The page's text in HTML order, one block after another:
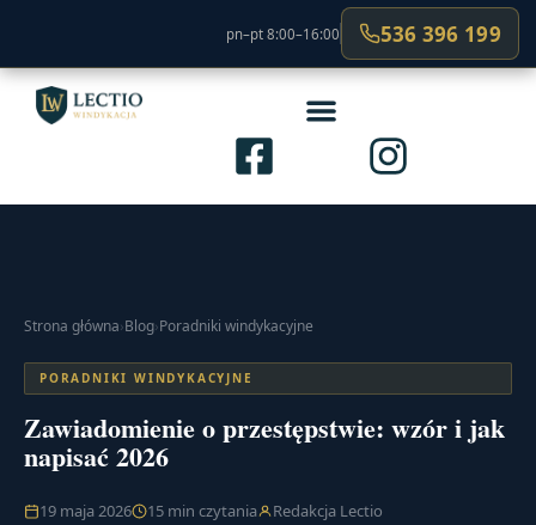
pn–pt 8:00–16:00 536 396 199
Strona główna›Blog›Poradniki windykacyjne
PORADNIKI WINDYKACYJNE
Zawiadomienie o przestępstwie: wzór i jak
napisać 2026
19 maja 2026 15 min czytania Redakcja Lectio